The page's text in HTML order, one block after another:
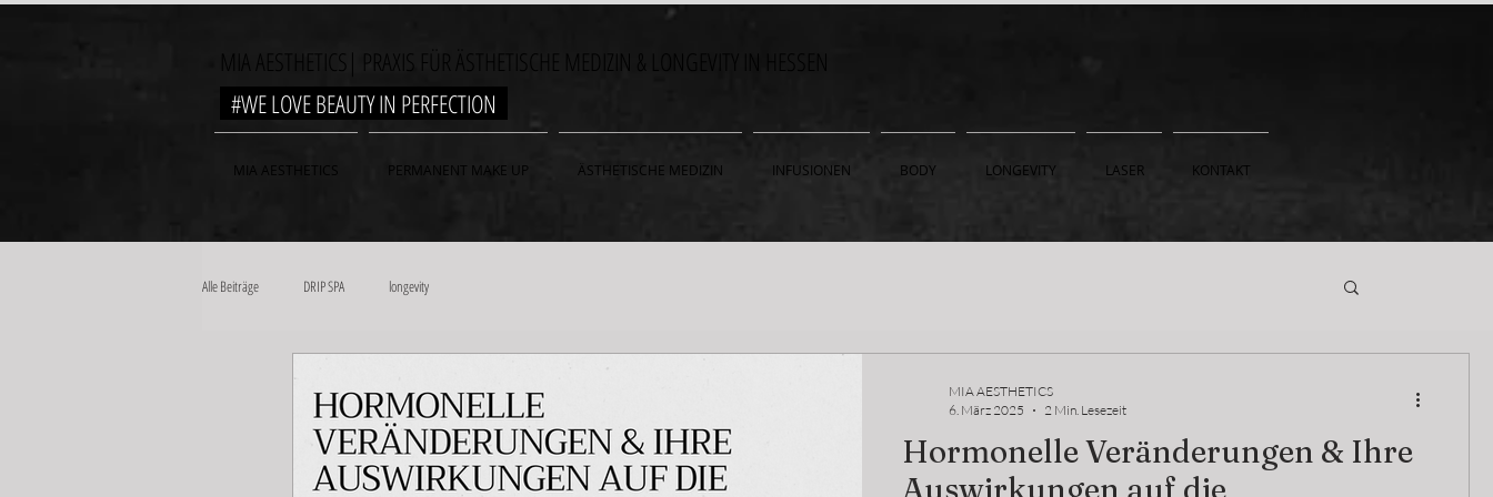
MIA AESTHETICS| PRAXIS FÜR ÄSTHETISCHE MEDIZIN & LONGEVITY IN HESSEN
#WE LOVE BEAUTY IN PERFECTION
MIA AESTHETICS PERMANENT MAKE UP ÄSTHETISCHE MEDIZIN INFUSIONEN BODY LONGEVITY LASER KONTAKT
Alle Beiträge DRIP SPA longevity
Hormonelle Veränderungen & Ihre
Auswirkungen auf die
MIA AESTHETICS
6. März 2025
2 Min. Lesezeit